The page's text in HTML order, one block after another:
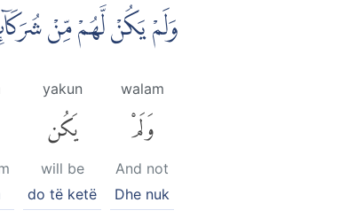
وَلَمْ يَكُنْ لَّهُمْ مِّنْ
walam
وَلَمْ
And not
Dhe nuk
yakun
يَكُن
will be
do të ketë